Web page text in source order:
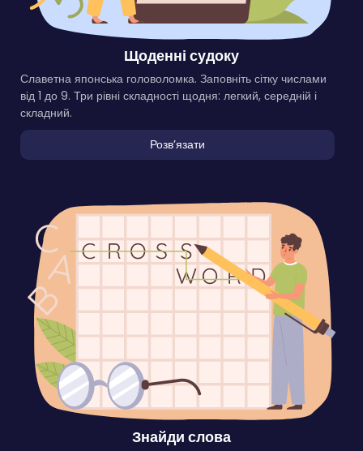
Щоденні судоку
Славетна японська головоломка. Заповніть сітку числами
від 1 до 9. Три рівні складності щодня: легкий, середній і
складний.
Розвʼязати
Знайди слова